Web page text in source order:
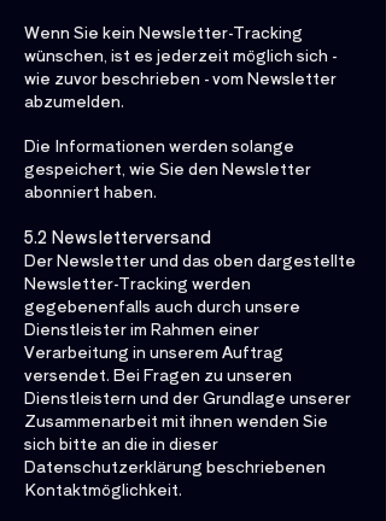
Wenn Sie kein Newsletter-Tracking
wünschen, ist es jederzeit möglich sich -
wie zuvor beschrieben - vom Newsletter
abzumelden.
Die Informationen werden solange
gespeichert, wie Sie den Newsletter
abonniert haben.
5.2 Newsletterversand
Der Newsletter und das oben dargestellte
Newsletter-Tracking werden
gegebenenfalls auch durch unsere
Dienstleister im Rahmen einer
Verarbeitung in unserem Auftrag
versendet. Bei Fragen zu unseren
Dienstleistern und der Grundlage unserer
Zusammenarbeit mit ihnen wenden Sie
sich bitte an die in dieser
Datenschutzerklärung beschriebenen
Kontaktmöglichkeit.